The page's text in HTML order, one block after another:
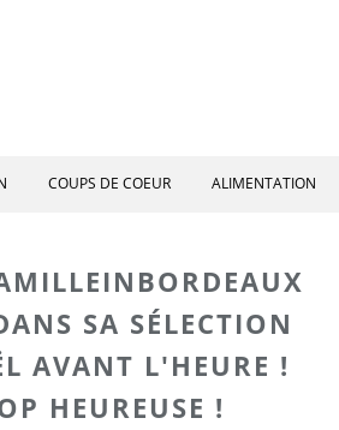
COUPS DE COEUR ALIMENTATION
SA SÉLECTION
AVANT L'HEURE !
HEUREUSE !